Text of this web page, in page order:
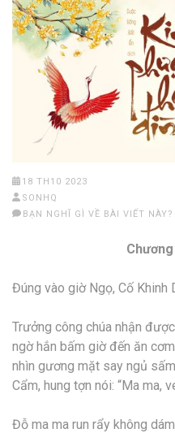
18 TH10 2023
SONHQ
BẠN NGHĨ GÌ VỀ BÀI VIẾT NÀY?
Đúng vào giờ Ngọ, Cố Khinh
Trưởng công chúa nhận
ngờ hắn bấm giờ đến ăn
nhìn gương mặt say ngủ
Cẩm, hung tợn nói: “Ma ma,
Đỗ ma ma run rẩy không